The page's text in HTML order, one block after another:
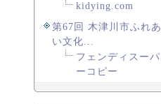
kidying.com
第67回 木津川市ふれあ
い文化...
フェンディスーパ
ーコピー